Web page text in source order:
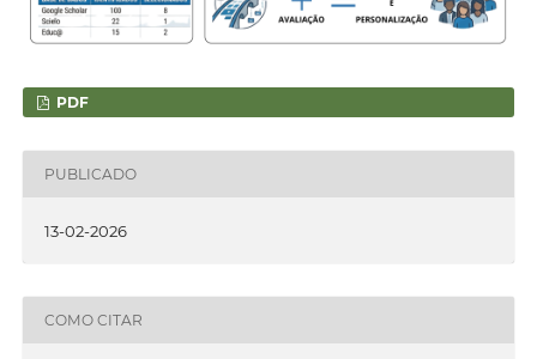
PDF
PUBLICADO
13-02-2026
COMO CITAR